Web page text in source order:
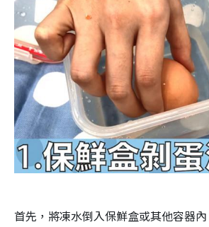
首先，將凍水倒入保鮮盒或其他容器內